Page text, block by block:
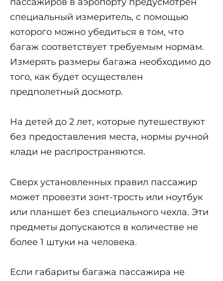
специальный измеритель, с помощью
которого можно убедиться в том, что
багаж соответствует требуемым нормам.
Измерять размеры багажа необходимо до
того, как будет осуществлен
предполетный досмотр.
На детей до 2 лет, которые путешествуют
без предоставления места, нормы ручной
клади не распространяются.
Сверх установленных правил пассажир
может провезти зонт-трость или ноутбук
или планшет без специального чехла. Эти
предметы допускаются в количестве не
более 1 штуки на человека.
Если габариты багажа пассажира не